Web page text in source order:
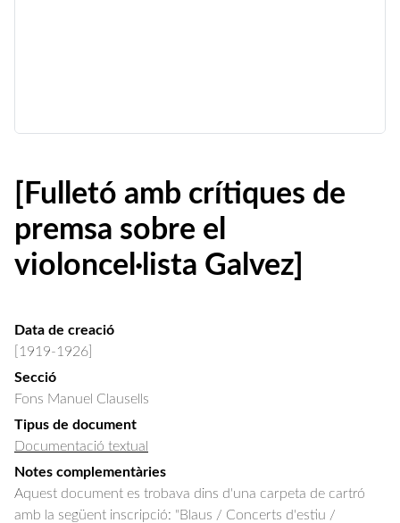
[Fulletó amb crítiques de
premsa sobre el
violoncel·lista Galvez]
Data de creació
[1919-1926]
Secció
Fons Manuel Clausells
Tipus de document
Documentació textual
Notes complementàries
Aquest document es trobava dins d'una carpeta de cartró
amb la següent inscripció: "Blaus / Concerts d'estiu /